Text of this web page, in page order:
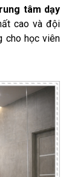
tâm dạy
cao và đội
cho học viên